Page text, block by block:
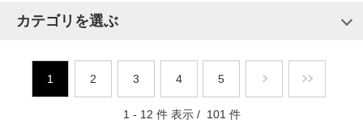
カテゴリを選ぶ
1 2 3 4 5
1 - 12 件 表示 / 101 件